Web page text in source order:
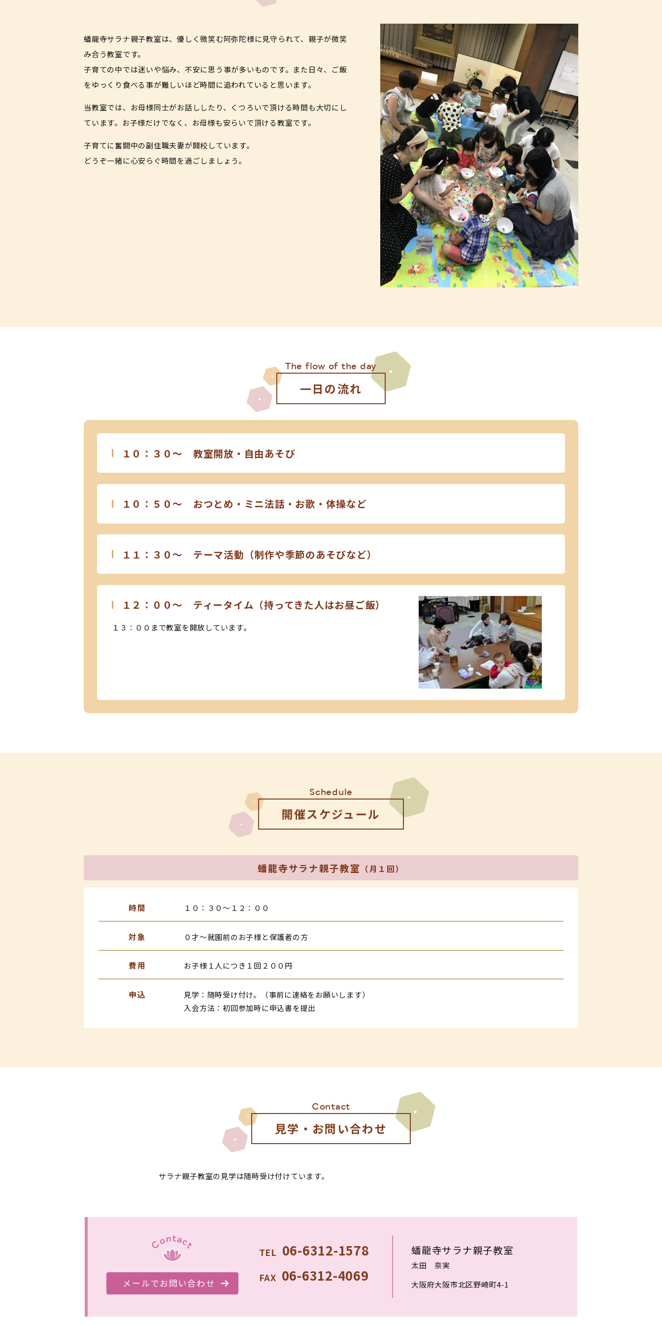
蟠龍寺サラナ親子教室は、優しく微笑む阿弥陀様に見守られて、親子が微笑
み合う教室です。
子育ての中では迷いや悩み、不安に思う事が多いものです。また日々、ご飯
をゆっくり食べる事が難しいほど時間に追われていると思います。
当教室では、お母様同士がお話ししたり、くつろいで頂ける時間も大切にし
ています。お子様だけでなく、お母様も安らいで頂ける教室です。
子育てに奮闘中の副住職夫妻が開校しています。
どうぞ一緒に心安らぐ時間を過ごしましょう。
The flow of the day
一日の流れ
１０：３０～ 教室開放・自由あそび
１０：５０～ おつとめ・ミニ法話・お歌・体操など
１１：３０～ テーマ活動（制作や季節のあそびなど）
１２：００～ ティータイム（持ってきた人はお昼ご飯）
１３：００ まで教室を開放しています。
Schedule
開催スケジュール
蟠龍寺サラナ親子教室 （月１回）
時間 １０：３０～１２：００
対象 ０才～就園前のお子様と保護者の方
費用 お子様１人につき１回２００円
申込
見学：随時受け付け。（事前に連絡をお願いします）
入会方法：初回参加時に申込書を提出
Contact
見学・お問い合わせ
サラナ親子教室の見学は随時受け付けています。
メールでお問い合わせ
TEL 06-6312-1578
FAX 06-6312-4069
蟠龍寺サラナ親子教室
太田 奈実
大阪府大阪市北区野崎町4-1